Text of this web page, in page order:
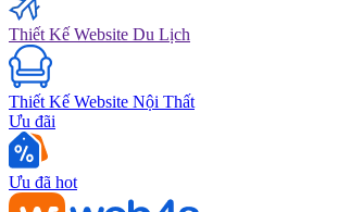
Thiết Kế Website Du Lịch
Thiết Kế Website Nội Thất
Ưu đãi
Ưu đã hot